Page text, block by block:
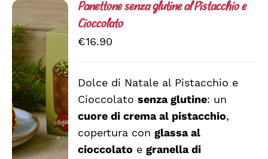
DETTAGLI
Panettone senza glutine al Pistacchio e
Cioccolato
€16.90
Dolce di Natale al Pistacchio e
Cioccolatosenza glutine: un
cuore di crema al pistacchio,
copertura conglassa al
cioccolato egranella di